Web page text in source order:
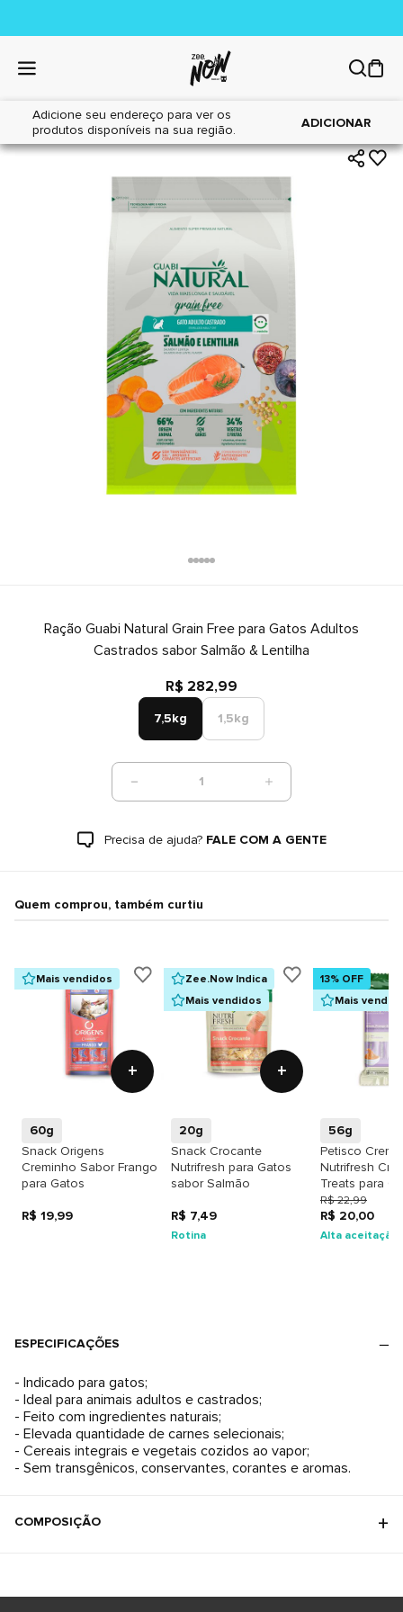
Adicione seu endereço para ver os
produtos disponíveis na sua região.
ADICIONAR
Home|Gatos|Alimentos
Ração Guabi Natural Grain Free para Gatos Adultos
Castrados sabor Salmão & Lentilha
R$ 282,99
7,5kg 1,5kg
1
Precisa de ajuda? FALE COM A GENTE
Quem comprou, também curtiu
Mais vendidos
+
60g
Snack Origens
Creminho Sabor Frango
para Gatos
R$ 19,99
Zee.Now Indica
Mais vendidos
+
20g
Snack Crocante
Nutrifresh para Gatos
sabor Salmão
R$ 7,49
Rotina
13% OFF
Mais
56g
Petisco
Nutrifresh
Treats para
sabor Atum,
Vitaminas
R$ 22,99
R$ 20,00
Alta aceitação
ESPECIFICAÇÕES
- Indicado para gatos;
- Ideal para animais adultos e castrados;
- Feito com ingredientes naturais;
- Elevada quantidade de carnes selecionais;
- Cereais integrais e vegetais cozidos ao vapor;
- Sem transgênicos, conservantes, corantes e aromas.
COMPOSIÇÃO